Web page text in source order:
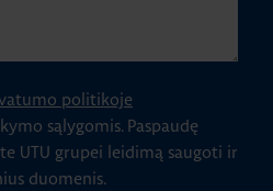
politikoje
sąlygomis. Paspaudę
UTU grupei leidimą saugoti ir
duomenis.